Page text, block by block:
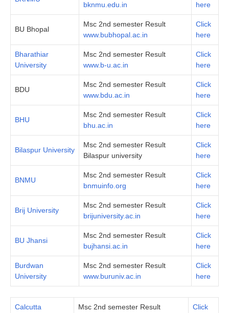
bknmu.edu.in
here
BU Bhopal
Msc 2nd semester Result
www.bubhopal.ac.in
Click
here
Bharathiar
University
Msc 2nd semester Result
www.b-u.ac.in
Click
here
BDU
Msc 2nd semester Result
www.bdu.ac.in
Click
here
BHU
Msc 2nd semester Result
bhu.ac.in
Click
here
Bilaspur University
Msc 2nd semester Result
Bilaspur university
Click
here
BNMU
Msc 2nd semester Result
bnmuinfo.org
Click
here
Brij University
Msc 2nd semester Result
brijuniversity.ac.in
Click
here
BU Jhansi
Msc 2nd semester Result
bujhansi.ac.in
Click
here
Burdwan
University
Msc 2nd semester Result
www.buruniv.ac.in
Click
here
Calcutta
Msc 2nd semester Result
Click